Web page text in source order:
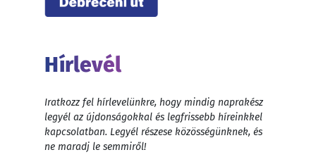
Hírlevél
Iratkozz fel hírlevelünkre, hogy mindig naprakész
legyél az újdonságokkal és legfrissebb híreinkkel
kapcsolatban. Legyél részese közösségünknek, és
ne maradj le semmiről!